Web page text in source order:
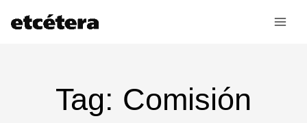
Tag: Comisión